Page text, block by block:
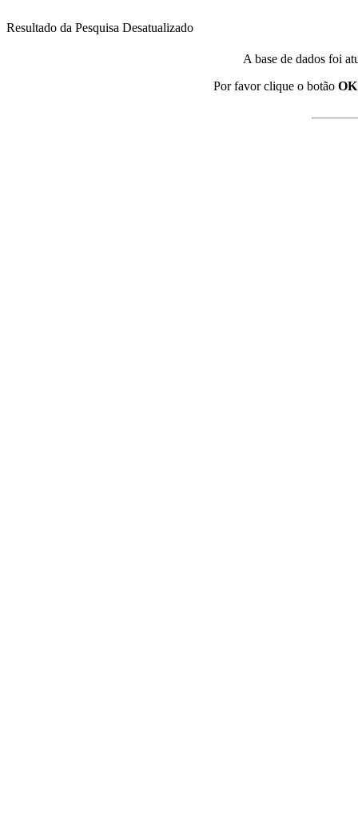
Resultado da Pesquisa Desatualizado
A base de dados foi
Por favor clique o botão OK